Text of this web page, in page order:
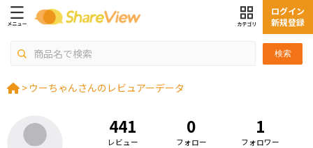
検索
ログイン
新規登録
> ウーちゃんさんのレビュアーデータ
441
レビュー
0
フォロー
1
フォロワー